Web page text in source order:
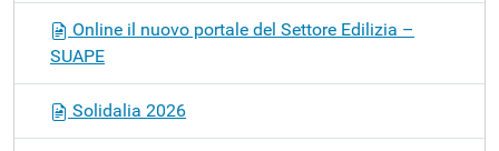
Online il nuovo portale del Settore Edilizia –
SUAPE
Solidalia 2026